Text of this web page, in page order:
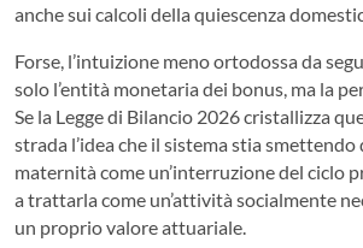
anche sui calcoli della quiescenza
Forse, l’intuizione meno ortodossa da
solo l’entità monetaria dei bonus, ma la
Se la Legge di Bilancio 2026 cristallizza
strada l’idea che il sistema stia smettendo
maternità come un’interruzione del ciclo
a trattarla come un’attività socialmente
un proprio valore attuariale.